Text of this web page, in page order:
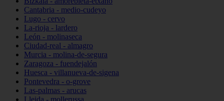
Cantabria - medio-cudeyo
Lugo - cervo
La-rioja - lardero
León - molinaseca
Ciudad-real - almagro
Murcia - molina-de-segura
Zaragoza - fuendejalón
Huesca - villanueva-de-sigena
Pontevedra - o-grove
Las-palmas - arucas
Lleida - mollerussa